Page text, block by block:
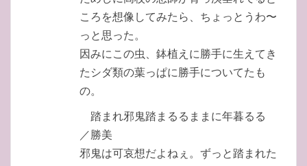
ころを想像してみたら、ちょっとうわ〜
っと思った。
因みにこの虫、鉢植えに勝手に生えてき
たシダ類の葉っぱに勝手についてたも
の。
踏まれ邪鬼踏まるるままに年暮るる
／勝美
邪鬼は可哀想だよねぇ。ずっと踏まれた